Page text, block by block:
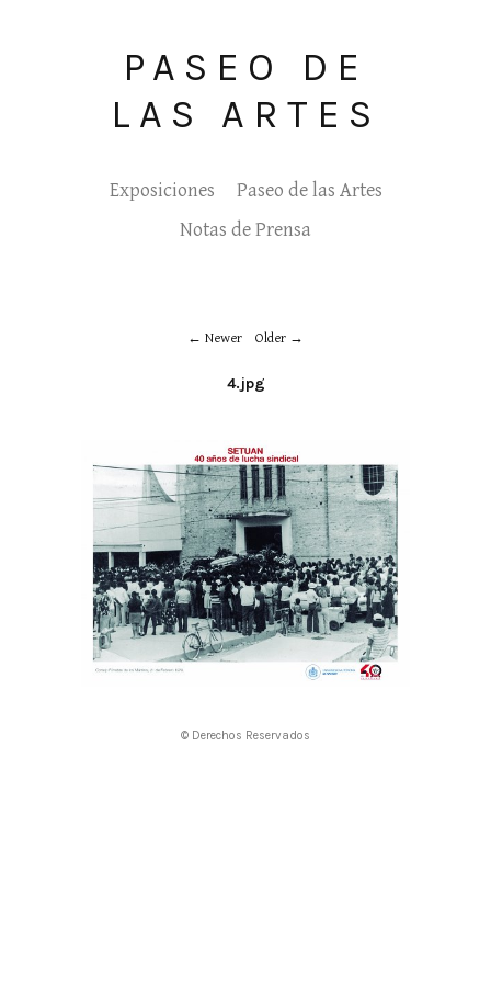
PASEO DE
LAS ARTES
Exposiciones
Paseo de las Artes
Notas de Prensa
Newer Older
4.jpg
© Derechos Reservados